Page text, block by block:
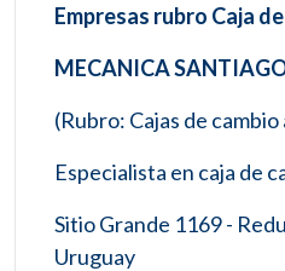
Empresas rubro Caja
MECANICA
(Rubro: Cajas de
Especialista en caja de
Sitio Grande 1169 -
Uruguay